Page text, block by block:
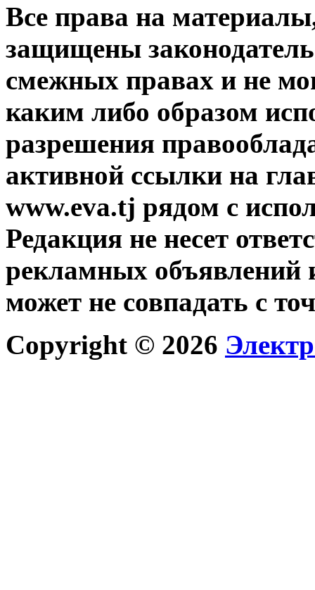
Все права на
защищены
смежных правах и не
каким либо образом
разрешения
активной ссылки на
www.eva.tj рядом с
Редакция не несет
рекламных объявлений
может не совпадать с
Copyright © 2026